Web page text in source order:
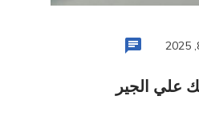
علي الجير